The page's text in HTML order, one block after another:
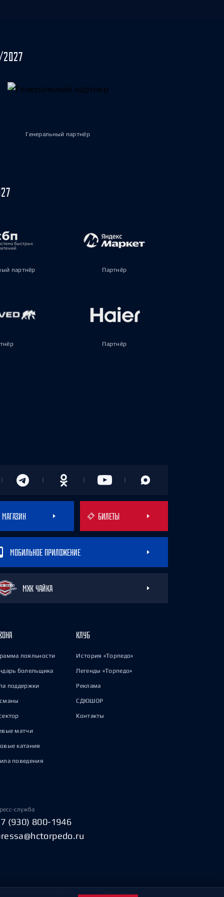
Генеральный партнёр
партнёр Партнёр
Партнёр
МАГАЗИН БИЛЕТЫ
МОБИЛЬНОЕ ПРИЛОЖЕНИЕ
МХК ЧАЙКА
лояльности
болельщика
поддержки
матчи
катания
поведения
КЛУБ
История «Торпедо»
Легенды «Торпедо»
Реклама
СДЮШОР
Контакты
служба
(930) 800-1946